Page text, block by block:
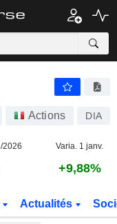
Actions DIA
2026 Varia. 1 janv.
+9,88%
Actualités